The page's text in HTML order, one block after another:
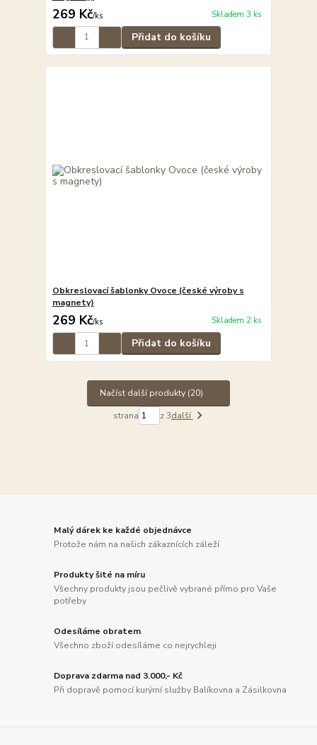
269 Kč/ks Skladem 3 ks
Přidat do košíku
Obkreslovací šablonky Ovoce (české výroby s
magnety)
269 Kč/ks Skladem 2 ks
Přidat do košíku
Načíst další produkty (20)
strana z 3další
Malý dárek ke každé objednávce
Protože nám na našich zákaznících záleží
Produkty šité na míru
Všechny produkty jsou pečlivě vybrané přímo pro Vaše
potřeby
Odesíláme obratem
Všechno zboží odesíláme co nejrychleji
Doprava zdarma nad 3.000,- Kč
Při dopravě pomocí kurýrní služby Balíkovna a Zásilkovna